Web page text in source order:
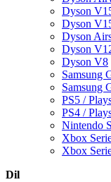
Dyson
Dyson
Dyson
Dyson
Dyson V8
Samsung
Samsung
PS5 /
PS4 /
Nintendo
Xbox
Xbox
Dil